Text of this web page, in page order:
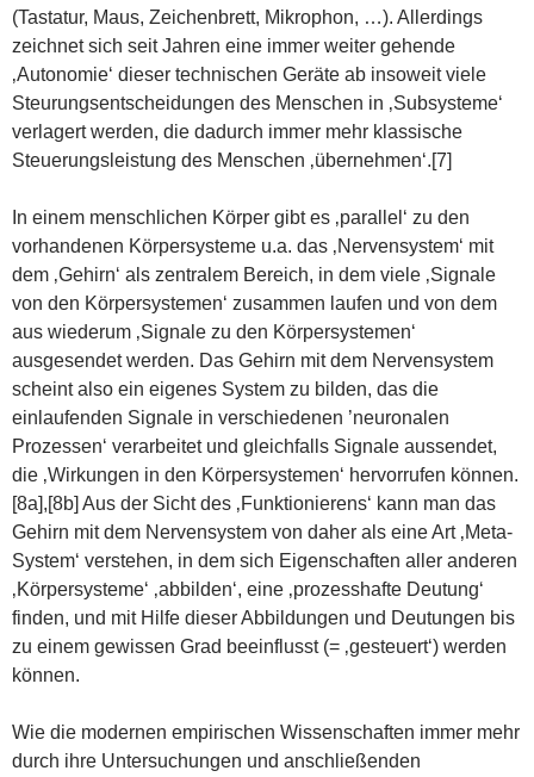
(Tastatur, Maus, Zeichenbrett, Mikrophon, …). Allerdings
zeichnet sich seit Jahren eine immer weiter gehende
‚Autonomie‘ dieser technischen Geräte ab insoweit viele
Steurungsentscheidungen des Menschen in ‚Subsysteme‘
verlagert werden, die dadurch immer mehr klassische
Steuerungsleistung des Menschen ‚übernehmen‘.[7]
In einem menschlichen Körper gibt es ‚parallel‘ zu den
vorhandenen Körpersysteme u.a. das ‚Nervensystem‘ mit
dem ‚Gehirn‘ als zentralem Bereich, in dem viele ‚Signale
von den Körpersystemen‘ zusammen laufen und von dem
aus wiederum ‚Signale zu den Körpersystemen‘
ausgesendet werden. Das Gehirn mit dem Nervensystem
scheint also ein eigenes System zu bilden, das die
einlaufenden Signale in verschiedenen ’neuronalen
Prozessen‘ verarbeitet und gleichfalls Signale aussendet,
die ‚Wirkungen in den Körpersystemen‘ hervorrufen können.
[8a],[8b] Aus der Sicht des ‚Funktionierens‘ kann man das
Gehirn mit dem Nervensystem von daher als eine Art ‚Meta-
System‘ verstehen, in dem sich Eigenschaften aller anderen
‚Körpersysteme‘ ‚abbilden‘, eine ‚prozesshafte Deutung‘
finden, und mit Hilfe dieser Abbildungen und Deutungen bis
zu einem gewissen Grad beeinflusst (= ‚gesteuert‘) werden
können.
Wie die modernen empirischen Wissenschaften immer mehr
durch ihre Untersuchungen und anschließenden